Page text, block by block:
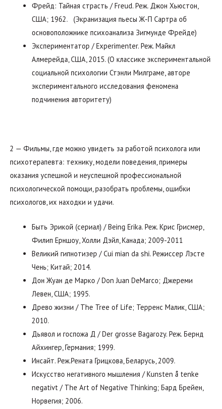
Фрейд: Тайная страсть / Freud. Реж. Джон Хьюстон,
США; 1962. (Экранизация пьесы Ж-П Сартра об
основоположнике психоанализа Зигмунде Фрейде)
Экспериментатор / Experimenter. Реж. Майкл
Алмерейда, США, 2015. (О классике экспериментальной
социальной психологии Стэнли Милграме, авторе
экспериментального исследования феномена
подчинения авторитету)
2 — Фильмы, где можно увидеть за работой психолога или
психотерапевта: технику, модели поведения, примеры
оказания успешной и неуспешной профессиональной
психологической помощи, разобрать проблемы, ошибки
психологов, их находки и удачи.
Быть Эрикой (сериал) / Being Erika. Реж. Крис Грисмер,
Филип Ерншоу, Холли Дэйл, Канада; 2009-2011
Великий гипнотизер / Cui mian da shi. Режиссер Лэсте
Чень; Китай; 2014.
Дон Жуан де Марко / Don Juan DeMarco; Джереми
Левен, США; 1995.
Древо жизни / The Tree of Life; Терренс Малик, США;
2010.
Дьявол и госпожа Д / Der grosse Bagarozy. Реж. Бернд
Айхингер, Германия; 1999.
Инсайт. Реж.Рената Грицкова, Беларусь, 2009.
Искусство негативного мышления / Kunsten å tenke
negativt / The Art of Negative Thinking; Бард Брейен,
Норвегия; 2006.